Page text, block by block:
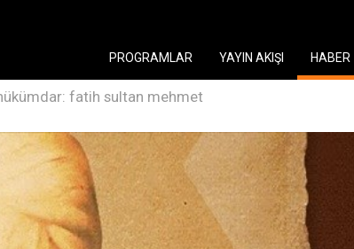
PROGRAMLAR
YAYIN AKIŞI HABER
fatih sultan mehmet